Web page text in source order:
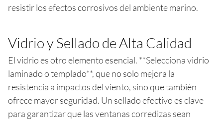
resistir los efectos corrosivos del ambiente marino.
Vidrio y Sellado de Alta Calidad
El vidrio es otro elemento esencial. **Selecciona vidrio
laminado o templado**, que no solo mejora la
resistencia a impactos del viento, sino que también
ofrece mayor seguridad. Un sellado efectivo es clave
para garantizar que las ventanas corredizas sean